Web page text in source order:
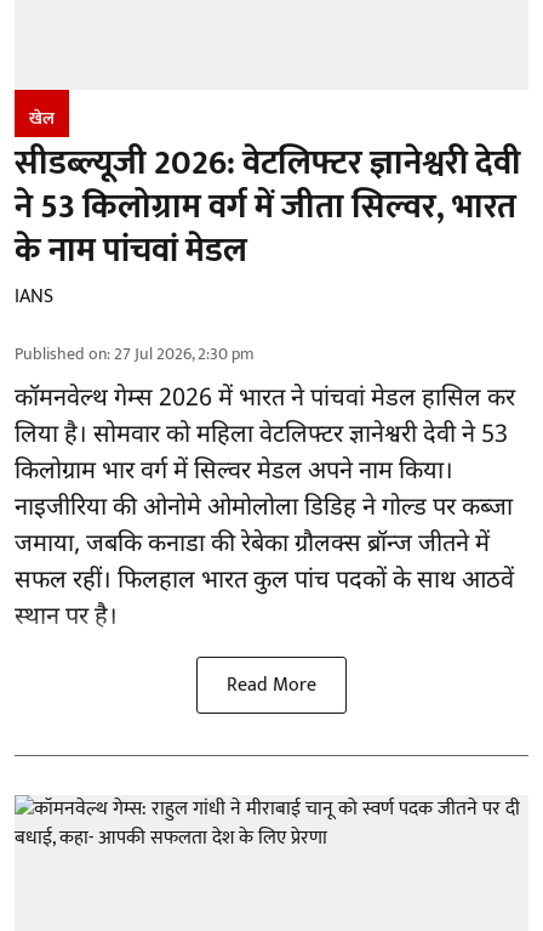
खेल
सीडब्ल्यूजी 2026: वेटलिफ्टर ज्ञानेश्वरी देवी
ने 53 किलोग्राम वर्ग में जीता सिल्वर, भारत
के नाम पांचवां मेडल
IANS
Published on:27 Jul 2026, 2:30 pm
कॉमनवेल्थ गेम्स 2026 में भारत ने पांचवां मेडल हासिल कर
लिया है। सोमवार को महिला वेटलिफ्टर ज्ञानेश्वरी देवी ने 53
किलोग्राम भार वर्ग में सिल्वर मेडल अपने नाम किया।
नाइजीरिया की ओनोमे ओमोलोला डिडिह ने गोल्ड पर कब्जा
जमाया, जबकि कनाडा की रेबेका ग्रौलक्स ब्रॉन्ज जीतने में
सफल रहीं। फिलहाल भारत कुल पांच पदकों के साथ आठवें
स्थान पर है।
Read More